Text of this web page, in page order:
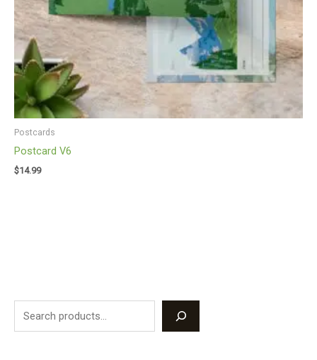
Postcards
Postcard V6
$14.99